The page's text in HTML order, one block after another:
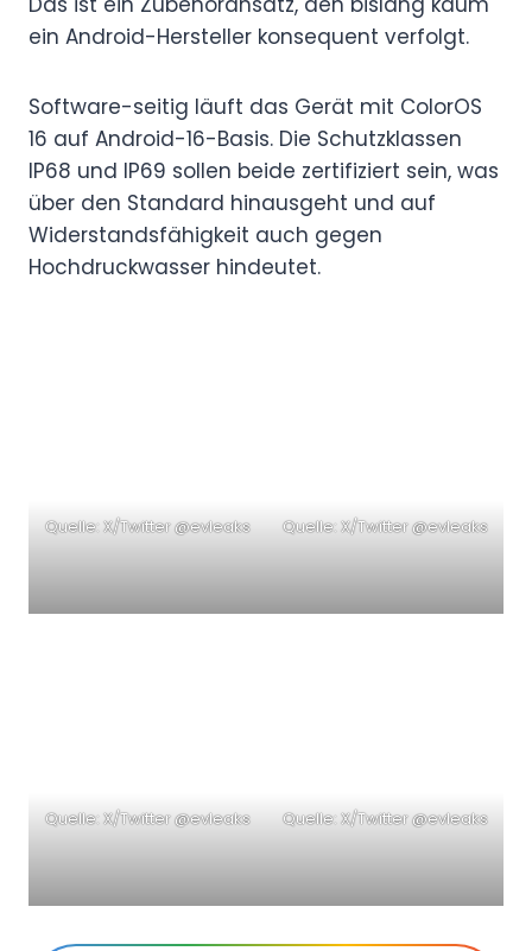
ein Android-Hersteller konsequent verfolgt.
Software-seitig läuft das Gerät mit ColorOS
16 auf Android-16-Basis. Die Schutzklassen
IP68 und IP69 sollen beide zertifiziert sein, was
über den Standard hinausgeht und auf
Widerstandsfähigkeit auch gegen
Hochdruckwasser hindeutet.
Quelle: X/Twitter @evleaks Quelle: X/Twitter @evleaks
Quelle: X/Twitter @evleaks Quelle: X/Twitter @evleaks